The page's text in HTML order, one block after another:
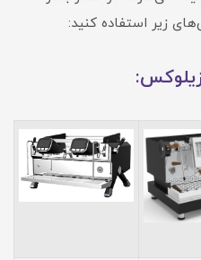
زیر استفاده کنید: